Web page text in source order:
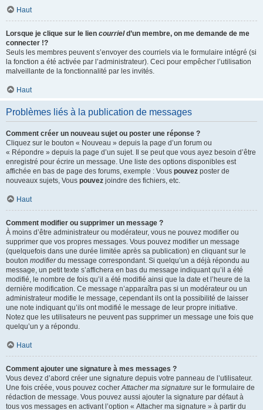
Haut
Lorsque je clique sur le lien courrield’un membre, on me demande de me
connecter !?
Seuls les membres peuvent s’envoyer des courriels via le formulaire intégré (si
la fonction a été activée par l’administrateur). Ceci pour empêcher l’utilisation
malveillante de la fonctionnalité par les invités.
Haut
Problèmes liés à la publication de messages
Comment créer un nouveau sujet ou poster une réponse ?
Cliquez sur le bouton « Nouveau » depuis la page d’un forum ou
« Répondre » depuis la page d’un sujet. Il se peut que vous ayez besoin d’être
enregistré pour écrire un message. Une liste des options disponibles est
affichée en bas de page des forums, exemple : Vous pouvez poster de
nouveaux sujets, Vous pouvez joindre des fichiers, etc.
Haut
Comment modifier ou supprimer un message ?
À moins d’être administrateur ou modérateur, vous ne pouvez modifier ou
supprimer que vos propres messages. Vous pouvez modifier un message
(quelquefois dans une durée limitée après sa publication) en cliquant sur le
bouton modifierdu message correspondant. Si quelqu’un a déjà répondu au
message, un petit texte s’affichera en bas du message indiquant qu’il a été
modifié, le nombre de fois qu’il a été modifié ainsi que la date et l’heure de la
dernière modification. Ce message n’apparaîtra pas si un modérateur ou un
administrateur modifie le message, cependant ils ont la possibilité de laisser
une note indiquant qu’ils ont modifié le message de leur propre initiative.
Notez que les utilisateurs ne peuvent pas supprimer un message une fois que
quelqu’un y a répondu.
Haut
Comment ajouter une signature à mes messages ?
Vous devez d’abord créer une signature depuis votre panneau de l’utilisateur.
Une fois créée, vous pouvez cocherAttacher ma signature sur le formulaire de
rédaction de message. Vous pouvez aussi ajouter la signature par défaut à
tous vos messages en activant l’option « Attacher ma signature » à partir du